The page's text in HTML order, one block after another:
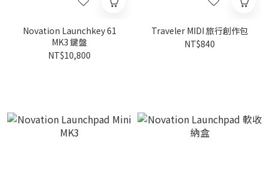
Novation Launchkey 61
MK3 鍵盤
NT$10,800
Traveler MIDI 旅行創作包
NT$840